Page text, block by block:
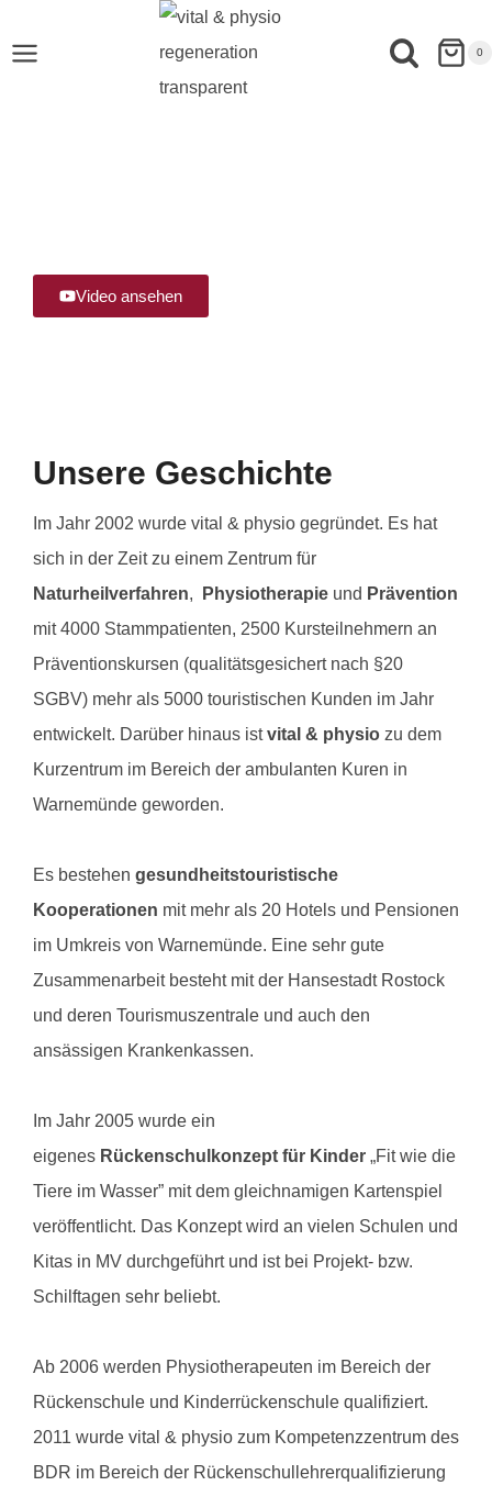
0
Video ansehen
Unsere Geschichte
Im Jahr 2002 wurde vital & physio gegründet. Es hat
sich in der Zeit zu einem Zentrum für
Naturheilverfahren, Physiotherapie und Prävention
mit 4000 Stammpatienten, 2500 Kursteilnehmern an
Präventionskursen (qualitätsgesichert nach §20
SGBV) mehr als 5000 touristischen Kunden im Jahr
entwickelt. Darüber hinaus istvital & physio zu dem
Kurzentrum im Bereich der ambulanten Kuren in
Warnemünde geworden.
Es bestehen gesundheitstouristische
Kooperationen mit mehr als 20 Hotels und Pensionen
im Umkreis von Warnemünde. Eine sehr gute
Zusammenarbeit besteht mit der Hansestadt Rostock
und deren Tourismuszentrale und auch den
ansässigen Krankenkassen.
Im Jahr 2005 wurde ein
eigenes Rückenschulkonzept für Kinder „Fit wie die
Tiere im Wasser” mit dem gleichnamigen Kartenspiel
veröffentlicht. Das Konzept wird an vielen Schulen und
Kitas in MV durchgeführt und ist bei Projekt- bzw.
Schilftagen sehr beliebt.
Ab 2006 werden Physiotherapeuten im Bereich der
Rückenschule und Kinderrückenschule qualifiziert.
2011 wurde vital & physio zum Kompetenzzentrum des
BDR im Bereich der Rückenschullehrerqualifizierung